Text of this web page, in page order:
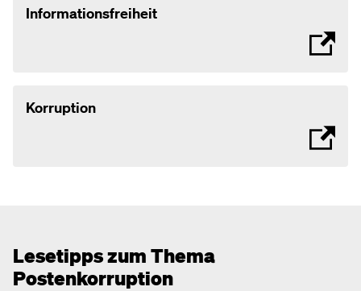
Informationsfreiheit
Korruption
Lesetipps zum Thema
Postenkorruption